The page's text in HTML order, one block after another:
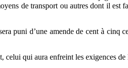
de transport ou autres dont il est
puni d’une amende de cent à cinq
celui qui aura enfreint les exigences de